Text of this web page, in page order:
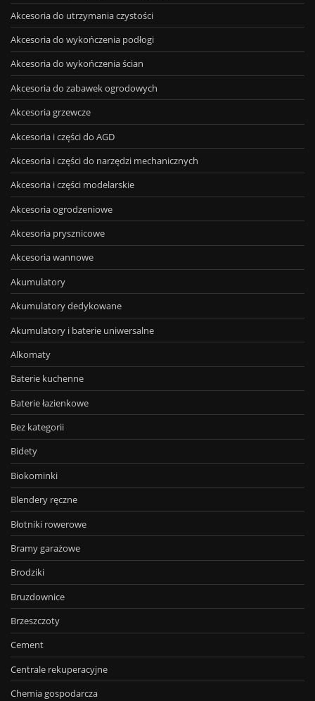
Akcesoria do utrzymania czystości
Akcesoria do wykończenia podłogi
Akcesoria do wykończenia ścian
Akcesoria do zabawek ogrodowych
Akcesoria grzewcze
Akcesoria i części do AGD
Akcesoria i części do narzędzi mechanicznych
Akcesoria i części modelarskie
Akcesoria ogrodzeniowe
Akcesoria prysznicowe
Akcesoria wannowe
Akumulatory
Akumulatory dedykowane
Akumulatory i baterie uniwersalne
Alkomaty
Baterie kuchenne
Baterie łazienkowe
Bez kategorii
Bidety
Biokominki
Blendery ręczne
Błotniki rowerowe
Bramy garażowe
Brodziki
Bruzdownice
Brzeszczoty
Cement
Centrale rekuperacyjne
Chemia gospodarcza